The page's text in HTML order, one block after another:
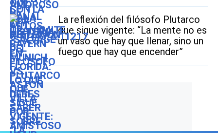
La reflexión del filósofo Plutarco
que sigue vigente: “La mente no es
un vaso que hay que llenar, sino un
fuego que hay que encender”